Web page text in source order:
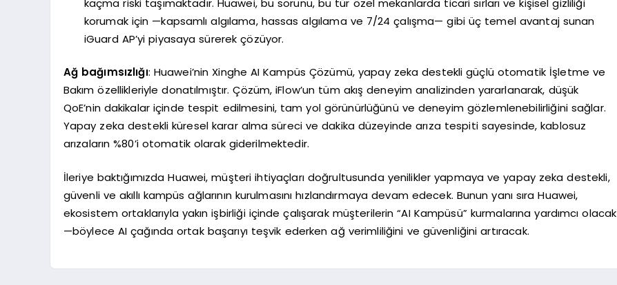
korumak için —kapsamlı algılama, hassas algılama ve 7/24 çalışma— gibi üç temel avantaj sunan
iGuard AP’yi piyasaya sürerek çözüyor.
Ağ bağımsızlığı: Huawei’nin Xinghe AI Kampüs Çözümü, yapay zeka destekli güçlü otomatik İşletme ve
Bakım özellikleriyle donatılmıştır. Çözüm, iFlow’un tüm akış deneyim analizinden yararlanarak, düşük
QoE’nin dakikalar içinde tespit edilmesini, tam yol görünürlüğünü ve deneyim gözlemlenebilirliğini sağlar.
Yapay zeka destekli küresel karar alma süreci ve dakika düzeyinde arıza tespiti sayesinde, kablosuz
arızaların %80’i otomatik olarak giderilmektedir.
İleriye baktığımızda Huawei, müşteri ihtiyaçları doğrultusunda yenilikler yapmaya ve yapay zeka destekli,
güvenli ve akıllı kampüs ağlarının kurulmasını hızlandırmaya devam edecek. Bunun yanı sıra Huawei,
ekosistem ortaklarıyla yakın işbirliği içinde çalışarak müşterilerin “AI Kampüsü” kurmalarına yardımcı olacak
—böylece AI çağında ortak başarıyı teşvik ederken ağ verimliliğini ve güvenliğini artıracak.